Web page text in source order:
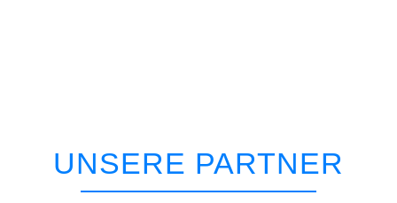
UNSERE PARTNER